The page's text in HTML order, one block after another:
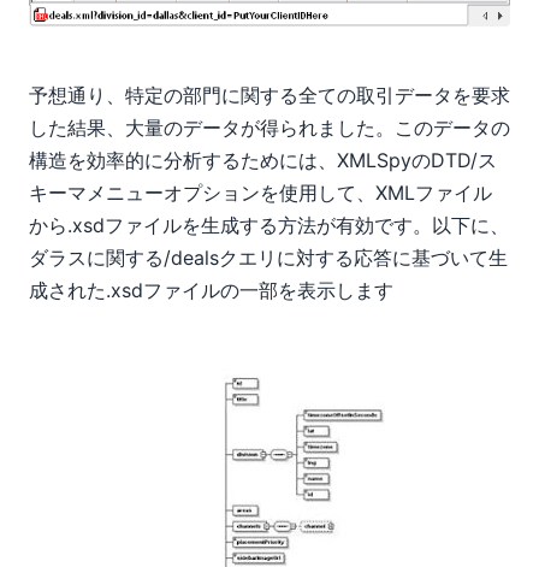
予想通り、特定の部門に関する全ての取引データを要求
した結果、大量のデータが得られました。このデータの
構造を効率的に分析するためには、XMLSpyのDTD/ス
キーマメニューオプションを使用して、XMLファイル
から.xsdファイルを生成する方法が有効です。以下に、
ダラスに関する/dealsクエリに対する応答に基づいて生
成された.xsdファイルの一部を表示します